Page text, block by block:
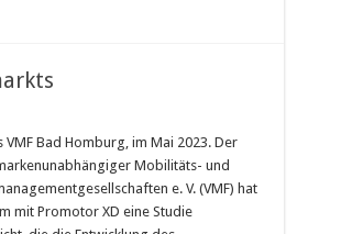
VMF Bad Homburg, im Mai 2023. Der
Mobilitäts- und
e. V. (VMF) hat
mit Promotor XD eine Studie